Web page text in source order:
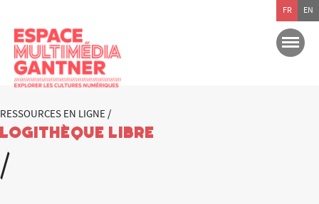
RESSOURCES EN LIGNE /
Logithèque libre
/
FR EN